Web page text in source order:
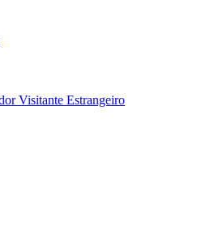
Visitante Estrangeiro